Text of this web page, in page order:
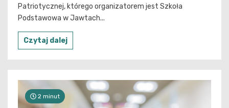
Patriotycznej, którego organizatorem jest Szkoła
Podstawowa w Jawtach...
Czytaj dalej
2 minut